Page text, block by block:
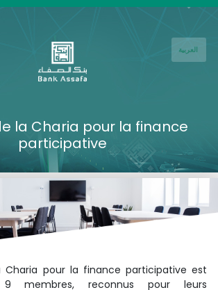
العربية
la Charia pour la finance
participative
Charia pour la finance participative est
membres, reconnus pour leurs